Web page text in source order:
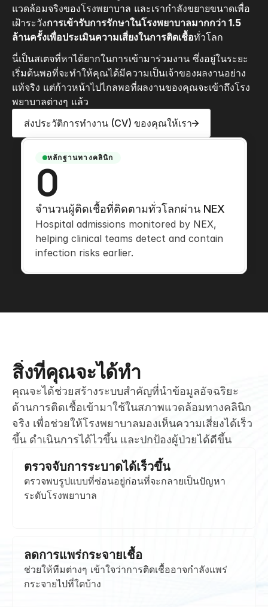
แวดล้อมจริงของโรงพยาบาล และเรากำลังขยายขนาดเพื่อ
เฝ้าระวังการเข้ารับการรักษาในโรงพยาบาลมากกว่า 1.5
ล้านครั้งเพื่อประเมินความเสี่ยงในการติดเชื้อทั่วโลก
นี่เป็นสเตจที่หาได้ยากในการเข้ามาร่วมงาน ซึ่งอยู่ในระยะ
เริ่มต้นพอที่จะทำให้คุณได้มีความเป็นเจ้าของผลงานอย่าง
แท้จริง แต่ก้าวหน้าไปไกลพอที่ผลงานของคุณจะเข้าถึงโรง
พยาบาลต่างๆ แล้ว
ส่งประวัติการทำงาน (CV) ของคุณให้เรา
หลักฐานทางคลินิก
0
จำนวนผู้ติดเชื้อที่ติดตามทั่วโลกผ่าน NEX
Hospital admissions monitored by NEX,
helping clinical teams detect and contain
infection risks earlier.
สิ่งที่คุณจะได้ทำ
คุณจะได้ช่วยสร้างระบบสำคัญที่นำข้อมูลอัจฉริยะ
ด้านการติดเชื้อเข้ามาใช้ในสภาพแวดล้อมทางคลินิก
จริง เพื่อช่วยให้โรงพยาบาลมองเห็นความเสี่ยงได้เร็ว
ขึ้น ดำเนินการได้ไวขึ้น และปกป้องผู้ป่วยได้ดีขึ้น
ตรวจจับการระบาดได้เร็วขึ้น
ตรวจพบรูปแบบที่ซ่อนอยู่ก่อนที่จะกลายเป็นปัญหา
ระดับโรงพยาบาล
ลดการแพร่กระจายเชื้อ
ช่วยให้ทีมต่างๆ เข้าใจว่าการติดเชื้ออาจกำลังแพร่
กระจายไปที่ใดบ้าง